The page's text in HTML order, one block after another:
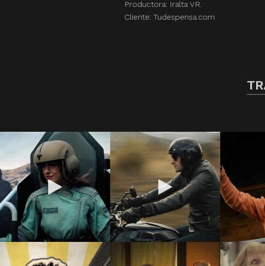
Productora: Iralta VR.
Cliente: Tudespensa.com